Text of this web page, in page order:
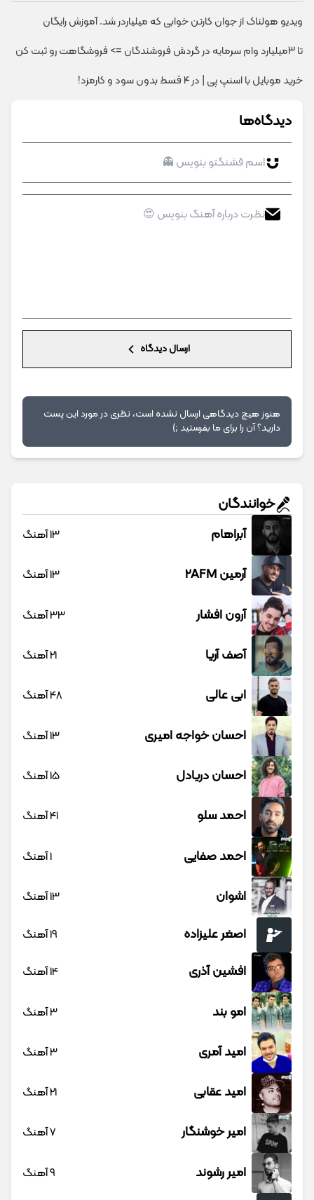
ویدیو هولناک از جوان کارتن خوابی که میلیاردر شد. آموزش رایگان
تا 3میلیارد وام سرمایه در گردش فروشندگان => فروشگاهت رو ثبت کن
خرید موبایل با اسنپ پی | در ۴ قسط بدون سود و کارمزد!
دیدگاه‌ها
ارسال دیدگاه
هنوز هیچ دیدگاهی ارسال نشده است، نظری در مورد این پست
دارید؟ آن را برای ما بفرستید ;)
خوانندگان
آبراهام 13 آهنگ
آرمین 2AFM 13 آهنگ
آرون افشار 33 آهنگ
آصف آریا 21 آهنگ
ابی عالی 48 آهنگ
احسان خواجه امیری 13 آهنگ
احسان دریادل 15 آهنگ
احمد سلو 41 آهنگ
احمد صفایی 1 آهنگ
اشوان 13 آهنگ
اصغر علیزاده 19 آهنگ
افشین آذری 14 آهنگ
امو بند 3 آهنگ
امید آمری 3 آهنگ
امید عقابی 21 آهنگ
امیر خوشنگار 7 آهنگ
امیر رشوند 9 آهنگ